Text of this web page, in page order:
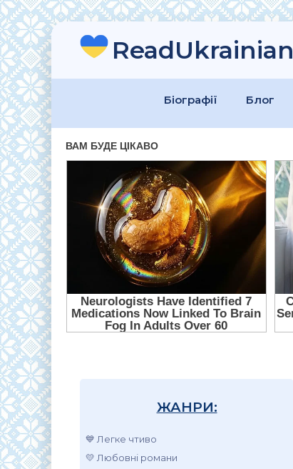
ReadUkrainian
Біографії Блог
ЖАНРИ:
💙 Легке чтиво
💛 Любовні романи